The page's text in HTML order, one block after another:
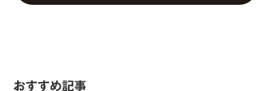
おすすめ記事